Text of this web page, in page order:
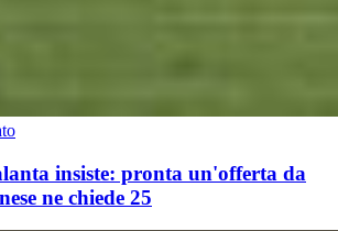
insiste: pronta un'offerta da
ne chiede 25